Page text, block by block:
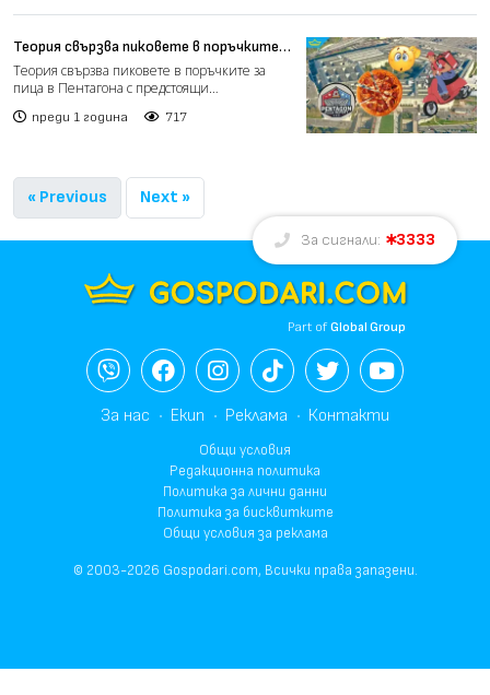
Теория свързва пиковете в поръчките
за пица в Пентагона с предстояща
криза
Теория свързва пиковете в поръчките за
пица в Пентагона с предстоящи
преди 1 година 717
« Previous Next »
За сигнали: 3333
Part ofGlobal Group
За нас Екип Реклама Контакти
Общи условия
Редакционна политика
Политика за лични данни
Политика за бисквитките
Общи условия за реклама
© 2003-2026 Gospodari.com, Всички права запазени.